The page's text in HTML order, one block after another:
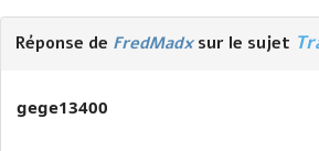
Réponse de FredMadxsur le sujet
gege13400